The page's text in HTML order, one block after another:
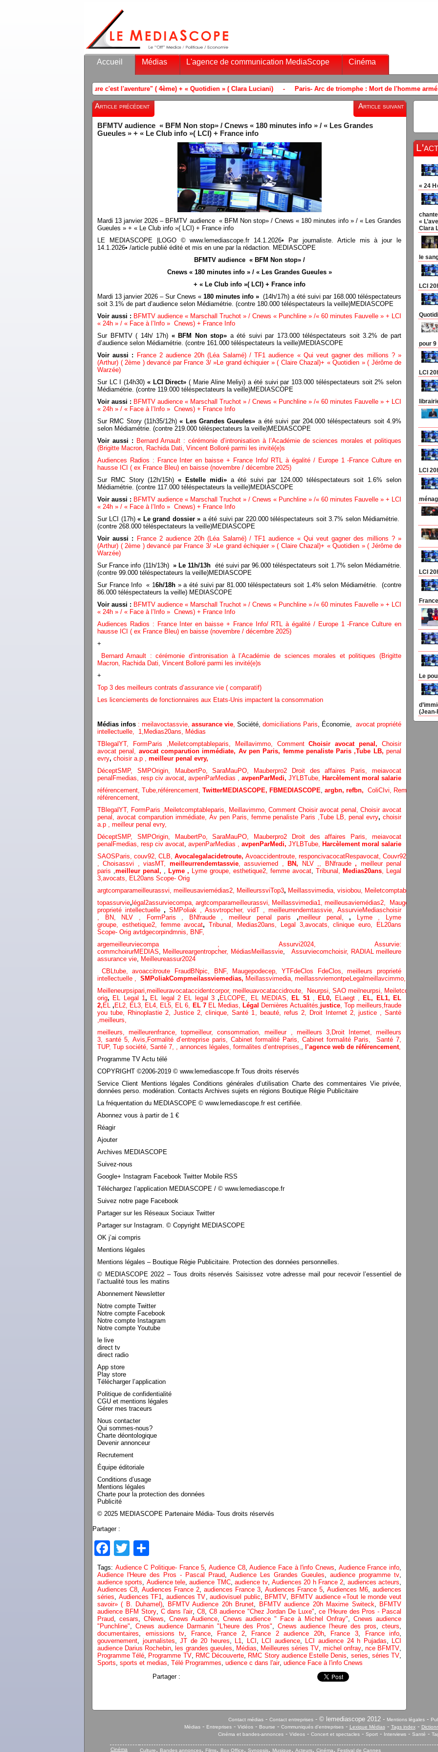
Accueil Médias L'agence de communication MediaScope Cinéma
c'est l'aventure" ( 4ème) + « Quotidien » ( Clara Luciani)-Paris- Arc de triomphe : Mort de l'homme armé d’un couteau qui a
Article précédent Article suivant
BFMTV audience « BFM Non stop» / Cnews « 180 minutes info » / « Les Grandes
Gueules » + « Le Club info »( LCI) + France info
Mardi 13 janvier 2026 – BFMTV audience « BFM Non stop» / Cnews « 180 minutes info » / « Les Grandes
Gueules » + « Le Club info »( LCI) + France info
LE MEDIASCOPE |LOGO © www.lemediascope.fr 14.1.2026• Par journaliste. Article mis à jour le
14.1.2026• /article publié édité et mis en une par la rédaction. MEDIASCOPE
BFMTV audience « BFM Non stop» /
Cnews « 180 minutes info » / « Les Grandes Gueules »
+ « Le Club info »( LCI) + France info
Mardi 13 janvier 2026 – Sur Cnews « 180 minutes info » (14h/17h) a été suivi par 168.000 téléspectateurs
soit 3.1% de part d’audience selon Médiamétrie. (contre 180.000 téléspectateurs la veille)MEDIASCOPE
Voir aussi : BFMTV audience « Marschall Truchot » / Cnews « Punchline » /« 60 minutes Fauvelle » + LCI
« 24h » / « Face à l’Info » Cnews) + France Info
Sur BFMTV ( 14h/ 17h) « BFM Non stop» a été suivi par 173.000 téléspectateurs soit 3.2% de part
d’audience selon Médiamétrie. (contre 161.000 téléspectateurs la veille)MEDIASCOPE
Voir aussi :
France 2 audience 20h (Léa Salamé) /TF1 audience « Qui veut gagner des millions ? »
(Arthur) ( 2ème ) devancé par France 3/ »Le grand échiquier » ( Claire Chazal)+ « Quotidien » ( Jérôme de
Warzée)
Sur LC I (14h30) « LCI Direct» ( Marie Aline Meliyi) a été suivi par 103.000 téléspectateurs soit 2% selon
Médiamétrie. (contre 119.000 téléspectateurs la veille)MEDIASCOPE
Voir aussi : BFMTV audience « Marschall Truchot » / Cnews « Punchline » /« 60 minutes Fauvelle » + LCI
« 24h » / « Face à l’Info » Cnews) + France Info
Sur RMC Story (11h35/12h)« Les Grandes Gueules» a été suivi par 204.000 téléspectateurs soit 4.9%
selon Médiamétrie. (contre 219.000 téléspectateurs la veille)MEDIASCOPE
Voir aussi : Bernard Arnault : cérémonie d’intronisation à l’Académie de sciences morales et politiques
(Brigitte Macron, Rachida Dati, Vincent Bolloré parmi les invité(e)s
Audiences Radios : France Inter en baisse + France Info/ RTL à égalité / Europe 1 -France Culture en
hausse ICI ( ex France Bleu) en baisse (novembre / décembre 2025)
Sur RMC Story (12h/15h)« Estelle midi»a été suivi par 124.000 téléspectateurs soit 1.6% selon
Médiamétrie. (contre 117.000 téléspectateurs la veille)MEDIASCOPE
Voir aussi : BFMTV audience « Marschall Truchot » / Cnews « Punchline » /« 60 minutes Fauvelle » + LCI
« 24h » / « Face à l’Info » Cnews) + France Info
Sur LCI (17h)« Le grand dossier » a été suivi par 220.000 téléspectateurs soit 3.7% selon Médiamétrie.
(contre 268.000 téléspectateurs la veille)MEDIASCOPE
Voir aussi :
France 2 audience 20h (Léa Salamé) /TF1 audience « Qui veut gagner des millions ? »
(Arthur) ( 2ème ) devancé par France 3/ »Le grand échiquier » ( Claire Chazal)+ « Quotidien » ( Jérôme de
Warzée)
Sur France info (11h/13h) » Le 11h/13h été suivi par 96.000 téléspectateurs soit 1.7% selon Médiamétrie.
(contre 99.000 téléspectateurs la veille)MEDIASCOPE
Sur France Info « 16h/18h » a été suivi par 81.000 téléspectateurs soit 1.4% selon Médiamétrie. (contre
86.000 téléspectateurs la veille) MEDIASCOPE
Voir aussi : BFMTV audience « Marschall Truchot » / Cnews « Punchline » /« 60 minutes Fauvelle » + LCI
« 24h » / « Face à l’Info » Cnews) + France Info
Audiences Radios : France Inter en baisse + France Info/ RTL à égalité / Europe 1 -France Culture en
hausse ICI ( ex France Bleu) en baisse (novembre / décembre 2025)
+
Bernard Arnault : cérémonie d’intronisation à l’Académie de sciences morales et politiques (Brigitte
Macron, Rachida Dati, Vincent Bolloré parmi les invité(e)s
+
Top 3 des meilleurs contrats d’assurance vie ( comparatif)
Les licenciements de fonctionnaires aux Etats-Unis impactent la consommation
Médias infos : meilavoctassvie, assurance vie Société, domiciliations Paris , Économie,
avocat propriété
intellectuelle,
1, Medias20ans,
Médias
TBlegalYT,
FormParis , Meiletcomptableparis Meillavimmo, CommentChoisir avocat penal, Choisir
avocat penal, avocat comparution immédiate, Av pen Paris, femme penaliste Paris,Tube LB,penal
evry, choisir a.p , meilleur penal evry,
DéceptSMP, SMPOrigin, MaubertPo,SaraMauPO, Mauberpro2 Droit des affaires Paris,meiavocat
penalFmedias, resp civ avocat avpenParMedias , avpenParMedi, JYLBTube,
Harcèlement moral salarie
référencement, Tube,référencement, TwitterMEDIASCOPE, FBMEDIASCOPE argbn, refbn, ColiCIvi, Remypics
référencement,
TBlegalYT,
FormParis , Meiletcomptableparis Meillavimmo,Comment Choisir avocat penal,Choisir avocat
penal, avocat comparution immédiate, Av pen Paris, femme penaliste Paris ,Tube LB,penal evry,choisir
a.p , meilleur penal evry,
DéceptSMP, SMPOrigin, MaubertPo,SaraMauPO, Mauberpro2 Droit des affaires Paris,meiavocat
penalFmedias, resp civ avocat avpenParMedias , avpenParMedi, JYLBTube,
Harcèlement moral salarie
SAOSParis, couv92, CLB, Avocalegalacidetroute, Avoaccidentroute, responcivacocatRespavocat, Couvr92,
,Choisassvi ,viasMT, meilleurrendemtassvie,assuviemed , BN, NLV , BNfraude, meilleur penal
paris
meilleur penal, Lyme , Lyme groupe, esthetique2, femme avocat Tribunal, Medias20ans
Legal
3 avocats,
EL20ans Scope- Orig
argtcomparameilleurassvi, meilleusaviemédias2, MeilleurssviTop3, Meillassvimedia, visiobou Meiletcomptableparis
topassurvie, légal2assurviecompa, argtcomparameilleurassvi, Meillassvimedia1, meilleusaviemédias2, Maugepodecep,
proprieté intellectuelle , SMPoliak ,Assvtropcher,vidT ,meilleurrendemtassvie,AssurvieMediaschoisir
BN, NLV , FormParis , BNfraude , meilleur penal paris ,meilleur penal,, Lyme ,
Lyme
groupe, esthetique2, femme avocat,Tribunal, Medias20ans, Legal 3, avocats, cliniqueeuro,
EL20ans
Scope- Orig avtdgecorpindmnis,
BNF,
argemeilleurviecompa , Assurvi2024,Assurvie:
commchoirurMEDIAS
Meilleureargentropcher, Médias Meillassvie,Assurviecomchoisir, RADIAL meilleure
assurance vie
Meilleureassur2024
CBLtube,avoaccitroute FraudBNpic, BNF, Maugepodecep,YTFdeClos FdeClos,meilleurs proprieté
intellectuelle
SMPoliakCompmeilassviemedias, Meillassvimedia, meillassrviemontpe Legalmeillavcimmo,
Meilleneurpsipari, meilleuravocataccidentcorpor, meilleuavocataccidroute, Neurpsi, SAO meilneurpsi,
orig, EL Legal 1, EL legal 2 EL legal 3 , ELCOPE EL MEDIAS, EL 51, EL0, ELaegt , EL, EL1, EL
2, EL , EL2, EL3, EL4, EL5, EL 6, EL 7 EL Medias, Légal Dernières Actualités, justice, Top meilleurs ,fraude
you tube
Rhinoplastie 2 ,Justice 2 ,clinique ,Santé 1 , beauté, refus 2, Droit Internet 2, justice, Santé
meilleurs
meilleurs ,meilleurenfrance,topmeilleur,consommation , meilleur , meilleurs 3, Droit Internet,meilleurs
3,
santé 5, Avis Formalité d’entreprise paris, Cabinet formalité Paris, Cabinet formalité Paris,
Santé 7,
TUP, Tup société, Santé 7 annonces légales, formalites d’entreprises, l’agence web de référencement,
Programme TV Actu télé
COPYRIGHT ©2006-2019 © www.lemediascope.fr Tous droits réservés
Service Client Mentions légales Conditions générales d’utilisation Charte des commentaires Vie privée,
données perso. modération. Contacts Archives sujets en régions Boutique Régie Publicitaire
La fréquentation du MEDIASCOPE © www.lemediascope.fr est certifiée.
Abonnez vous à partir de 1 €
Réagir
Ajouter
Archives MEDIASCOPE
Suivez-nous
Google+ Instagram Facebook Twitter Mobile RSS
Téléchargez l’application MEDIASCOPE / © www.lemediascope.fr
Suivez notre page Facebook
Partager sur les Réseaux Sociaux Twitter
Partager sur Instagram. © Copyright MEDIASCOPE
OK j’ai compris
Mentions légales
Mentions légales – Boutique Régie Publicitaire. Protection des données personnelles.
© MEDIASCOPE 2022 – Tous droits réservés Saisissez votre adresse mail pour recevoir l’essentiel de
l’actualité tous les matins
Abonnement Newsletter
Notre compte Twitter
Notre compte Facebook
Notre compte Instagram
Notre compte Youtube
le live
direct tv
direct radio
App store
Play store
Télécharger l’application
Politique de confidentialité
CGU et mentions légales
Gérer mes traceurs
Nous contacter
Qui sommes-nous?
Charte déontologique
Devenir annonceur
Recrutement
Équipe éditoriale
Conditions d’usage
Mentions légales
Charte pour la protection des données
Publicité
© 2025 MEDIASCOPE Partenaire Média- Tous droits réservés
Partager :
Facebook
Twitter
Tags: Audience C Politique- France 5 ,Audience C8,Audience Face à l'info Cnews Audience France info
Audience l'Heure des Pros - Pascal Praud
Audience Les Grandes Gueules audience programme tv
audience sports
Audience tele ,audience TMC,audience tv, Audiences 20 h France 2 audiences acteurs
Audiences C8 Audiences France 2 audiences France 3 Audiences France 5 Audiences M6 audiences
séries
Audiences TF1 audiences TV ,audiovisuel public BFMTV
BFMTV audience «Tout le monde veut
savoir» ( B. Duhamel)
BFMTV Audience 20h Brunet BFMTV audience 20h Maxime Switeck
BFMTV
audience BFM Story, C dans l'air,C8 C8 audience "Chez Jordan De Luxe"
ce l'Heure des Pros - Pascal
Praud
cesars CNews Cnews Audience Cnews audience " Face à Michel Onfray"
Cnews audience
"Punchline"
Cnews audience Darmanin "L'heure des Pros" Cnews audience l'heure des pros cteurs
documentaires
emissions tv France, France 2, France 2 audience 20h, France 3 France info
gouvernement
journalistes ,JT de 20 heures L1 LCI LCI audience, LCI audience 24 h Pujadas
LCI
audience Darius Rochebin
les grandes gueules Médias Meilleures séries TV michel onfray, nce BFMTV
Programme Télé
Programme TV, RMC Découverte RMC Story audience Estelle Denis series séries TV
Sports sports et medias Télé Programmes udience c dans l'air, udience Face à l'info Cnews
Partager :
« 24
«
Clara
le
LCI
pour 9
LCI
LCI
LCI
Le
(Jean-
Contact médias- Contact entreprises- © lemediascope 2012 - Mentions légales-
Médias- Entreprises- Vidéos- Bourse - Communiqués d'entreprises- Lexique Médias- Tags index-
Cinéma et bandes-annonces- Videos- Concert et spectacles- Sport- Interviews- Santé -
Cinéma Culture, Bandes annonces, Films, Box Office, Synopsis, Musique, Acteurs, Cinéma, Festival de Cannes